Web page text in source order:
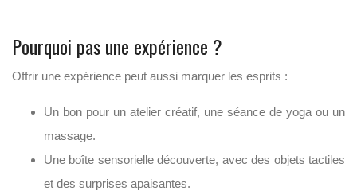
Pourquoi pas une expérience ?
Offrir une expérience peut aussi marquer les esprits :
Un bon pour un atelier créatif, une séance de yoga ou un
massage.
Une boîte sensorielle découverte, avec des objets tactiles
et des surprises apaisantes.